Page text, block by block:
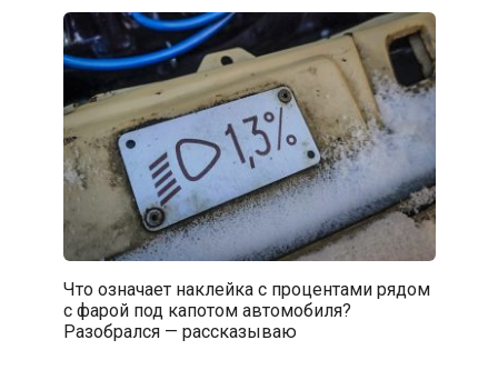
Что означает наклейка с процентами рядом
с фарой под капотом автомобиля?
Разобрался — рассказываю